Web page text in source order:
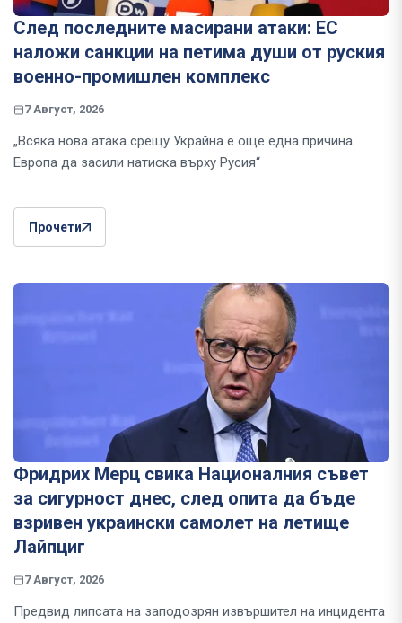
След последните масирани атаки: ЕС
наложи санкции на петима души от руския
военно-промишлен комплекс
7 Август, 2026
„Всяка нова атака срещу Украйна е още една причина
Европа да засили натиска върху Русия“
Прочети
Фридрих Мерц свика Националния съвет
за сигурност днес, след опита да бъде
взривен украински самолет на летище
Лайпциг
7 Август, 2026
Предвид липсата на заподозрян извършител на инцидента